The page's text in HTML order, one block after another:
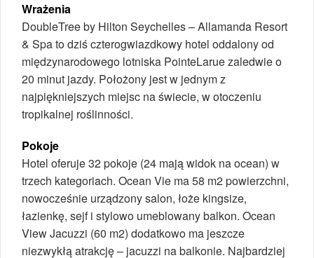
Wrażenia
DoubleTree by Hilton Seychelles – Allamanda Resort
& Spa to dziś czterogwiazdkowy hotel oddalony od
międzynarodowego lotniska Pointe­Larue zaledwie o
20 minut jazdy. Położony jest w jednym z
najpiękniejszych miejsc na świecie, w otoczeniu
tropikalnej roślinności.
Pokoje
Hotel oferuje 32 pokoje (24 ma­ją widok na ocean) w
trzech kategoriach. Ocean Vie ma 58 m2 powierzchni,
nowocześnie urzą­dzony salon, łoże king­size,
łazienkę, sejf i stylowo umeblowany balkon. Ocean
View Jacuzzi (60 m2) dodatkowo ma jeszcze
niezwykłą atrakcję – jacuzzi na balkonie. Najbardziej